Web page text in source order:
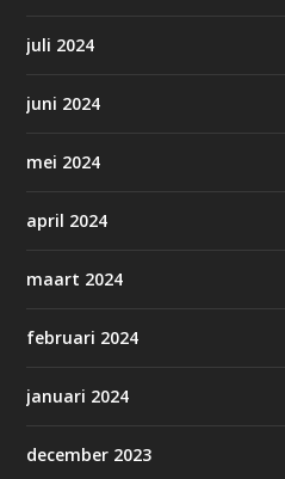
juli 2024
juni 2024
mei 2024
april 2024
maart 2024
februari 2024
januari 2024
december 2023